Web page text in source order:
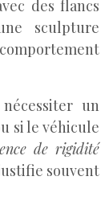
des flancs
sculpture
un
si le véhicule
de rigidité
souvent